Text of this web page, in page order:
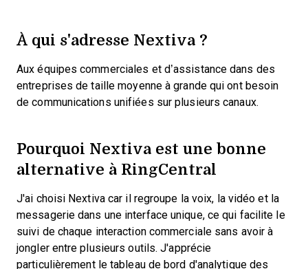
À qui s'adresse Nextiva ?
Aux équipes commerciales et d’assistance dans des
entreprises de taille moyenne à grande qui ont besoin
de communications unifiées sur plusieurs canaux.
Pourquoi Nextiva est une bonne
alternative à RingCentral
J'ai choisi Nextiva car il regroupe la voix, la vidéo et la
messagerie dans une interface unique, ce qui facilite le
suivi de chaque interaction commerciale sans avoir à
jongler entre plusieurs outils. J'apprécie
particulièrement le tableau de bord d'analytique des